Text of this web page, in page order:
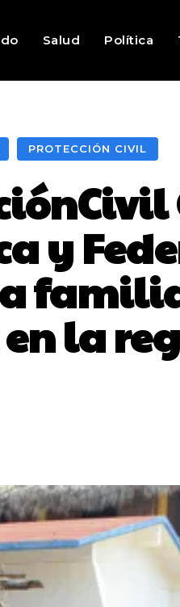
Salud Política
PROTECCIÓN CIVIL
y
la